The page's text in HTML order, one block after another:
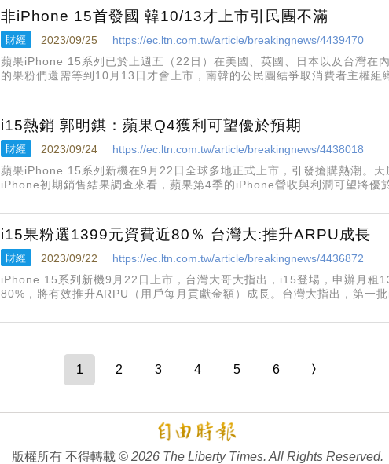
非iPhone 15首發國 韓10/13才上市引民團不滿
財經 2023/09/25
https://ec.ltn.com.tw/article/breakingnews/4439470
蘋果iPhone 15系列已於上週五（22日）在美國、英國、日本以及台灣在
的果粉們還需等到10月13日才會上市，南韓的公民團結爭取消費者主權組
i15熱銷 郭明錤：蘋果Q4獲利可望優於預期
財經 2023/09/24
https://ec.ltn.com.tw/article/breakingnews/4438018
蘋果iPhone 15系列新機在9月22日全球多地正式上市，引發搶購熱潮。
iPhone初期銷售結果調查來看，蘋果第4季的iPhone營收與利潤可望將優
i15果粉選1399元資費近80％ 台灣大:推升ARPU成長
財經 2023/09/22
https://ec.ltn.com.tw/article/breakingnews/4436872
iPhone 15系列新機9月22日上市，台灣大哥大指出，i15登場，申辦月租
80%，將有效推升ARPU（用戶每月貢獻金額）成長。台灣大指出，第一
1 2 3 4 5 6 〉
版權所有 不得轉載 © 2026 The Liberty Times. All Rights Reserved.